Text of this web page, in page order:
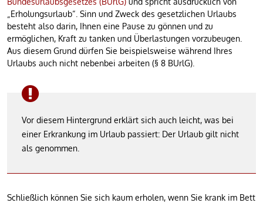
„Erholungsurlaub“. Sinn und Zweck des gesetzlichen Urlaubs
besteht also darin, Ihnen eine Pause zu gönnen und zu
ermöglichen, Kraft zu tanken und Überlastungen vorzubeugen.
Aus diesem Grund dürfen Sie beispielsweise während Ihres
Urlaubs auch nicht nebenbei arbeiten (§ 8 BUrlG).
Vor diesem Hintergrund erklärt sich auch leicht, was bei
einer Erkrankung im Urlaub passiert: Der Urlaub gilt nicht
als genommen.
Schließlich können Sie sich kaum erholen, wenn Sie krank im Bett